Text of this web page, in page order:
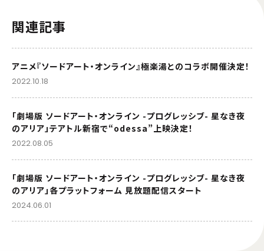
関連記事
アニメ『ソードアート・オンライン』極楽湯とのコラボ開催決定！
2022.10.18
「劇場版 ソードアート・オンライン -プログレッシブ- 星なき夜
のアリア」テアトル新宿で“odessa”上映決定！
2022.08.05
「劇場版 ソードアート・オンライン -プログレッシブ- 星なき夜
のアリア」各プラットフォーム 見放題配信スタート
2024.06.01